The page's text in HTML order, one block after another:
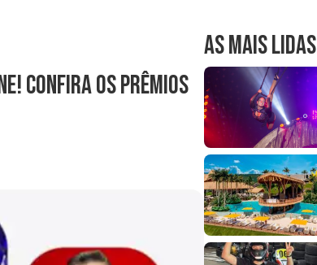
Confira os prêmios
AS MAIS LIDAS